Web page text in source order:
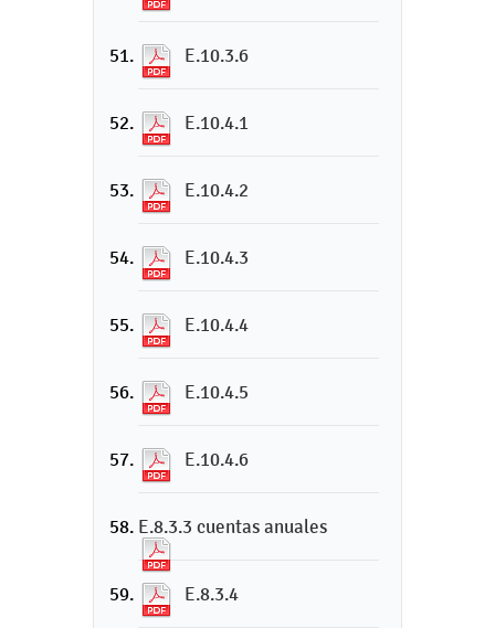
E.10.3.6
E.10.4.1
E.10.4.2
E.10.4.3
E.10.4.4
E.10.4.5
E.10.4.6
E.8.3.3 cuentas anuales
E.8.3.4